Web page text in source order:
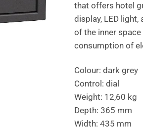
that offers hotel
display, LED
of the inner
consumption of
Colour: dark grey
Control: dial
Weight: 12,60 kg
Depth: 365 mm
Width: 435 mm